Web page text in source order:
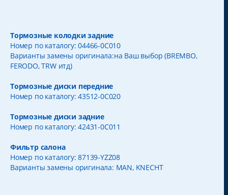
Тормозные колодки задние
Номер по каталогу: 04466-0C010
Варианты замены оригинала:на Ваш выбор (BREMBO,
FERODO, TRW итд)
Тормозные диски передние
Номер по каталогу: 43512-0C020
Тормозные диски задние
Номер по каталогу: 42431-0C011
Фильтр салона
Номер по каталогу: 87139-YZZ08
Варианты замены оригинала: MAN, KNECHT